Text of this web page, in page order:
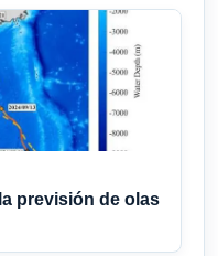
previsión de olas